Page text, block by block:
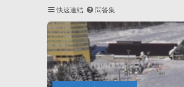
快速連結 問答集